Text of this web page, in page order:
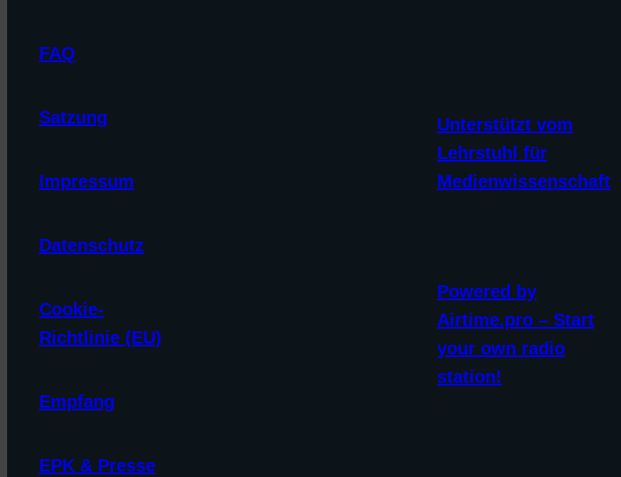
FAQ
Satzung
Impressum
Datenschutz
Cookie-
Richtlinie (EU)
Empfang
EPK & Presse
Unterstützt vom
Lehrstuhl für
Medienwissenschaft
Powered by
Airtime.pro – Start
your own radio
station!